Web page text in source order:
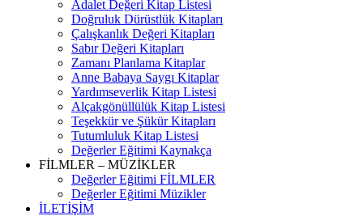
Adalet Değeri Kitap Listesi
Doğruluk Dürüstlük Kitapları
Çalışkanlık Değeri Kitapları
Sabır Değeri Kitapları
Zamanı Planlama Kitaplar
Anne Babaya Saygı Kitaplar
Yardımseverlik Kitap Listesi
Alçakgönüllülük Kitap Listesi
Teşekkür ve Şükür Kitapları
Tutumluluk Kitap Listesi
Değerler Eğitimi Kaynakça
FİLMLER – MÜZİKLER
Değerler Eğitimi FİLMLER
Değerler Eğitimi Müzikler
İLETİŞİM